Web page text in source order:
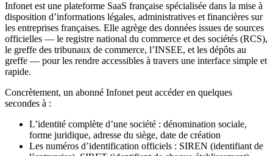
Infonet est une plateforme SaaS française spécialisée dans la mise à
disposition d’informations légales, administratives et financières sur
les entreprises françaises. Elle agrège des données issues de sources
officielles — le registre national du commerce et des sociétés (RCS),
le greffe des tribunaux de commerce, l’INSEE, et les dépôts au
greffe — pour les rendre accessibles à travers une interface simple et
rapide.
Concrètement, un abonné Infonet peut accéder en quelques
secondes à :
L’identité complète d’une société : dénomination sociale,
forme juridique, adresse du siège, date de création
Les numéros d’identification officiels : SIREN (identifiant de